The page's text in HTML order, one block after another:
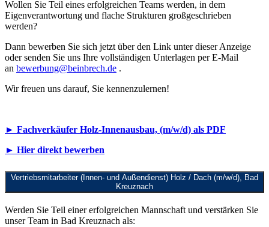
Wollen Sie Teil eines erfolgreichen Teams werden, in dem
Eigenverantwortung und flache Strukturen großgeschrieben
werden?
Dann bewerben Sie sich jetzt über den Link unter dieser Anzeige
oder senden Sie uns Ihre vollständigen Unterlagen per E-Mail
an bewerbung@beinbrech.de .
Wir freuen uns darauf, Sie kennenzulernen!
► Fachverkäufer Holz-Innenausbau, (m/w/d) als PDF
► Hier direkt bewerben
Vertriebsmitarbeiter (Innen- und Außendienst) Holz / Dach (m/w/d), Bad
Kreuznach
Werden Sie Teil einer erfolgreichen Mannschaft und verstärken Sie
unser Team in Bad Kreuznach als: